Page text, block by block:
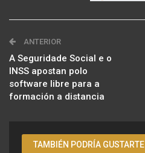
ANTERIOR
A Seguridade Social e o
INSS apostan polo
software libre para a
formación a distancia
TAMBIÉN PODRÍA GUSTARTE